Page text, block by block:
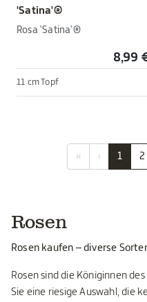
'Satina'®
Rosa 'Satina'®
8,99
11 cm Topf
« ‹ 1 2
Rosen
Rosen kaufen – diverse
Rosen sind die Königinnen
Sie eine riesige Auswahl, die